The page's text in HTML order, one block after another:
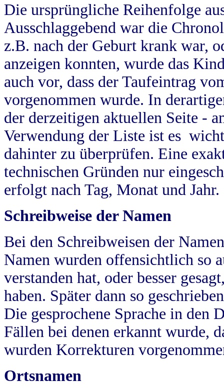
Die ursprüngliche Reihenfolge
Ausschlaggebend war die
z.B. nach der Geburt krank war,
anzeigen konnten, wurde das
auch vor, dass der Taufeintrag
vorgenommen wurde. In
der derzeitigen aktuellen Seite -
Verwendung der Liste ist es
dahinter zu überprüfen. Eine
technischen Gründen nur
erfolgt nach Tag, Monat und Jahr.
Schreibweise der Namen
Bei den Schreibweisen der
Namen wurden offensichtlich so
verstanden hat, oder besser
haben. Später dann so
Die gesprochene Sprache in
Fällen bei denen erkannt wurde,
wurden Korrekturen
Ortsnamen